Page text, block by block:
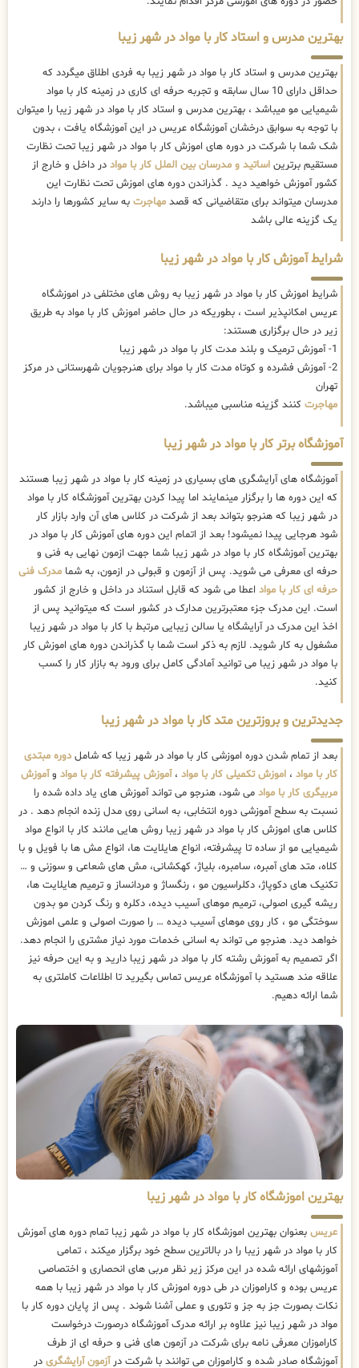
بهترین مدرس و استاد کار با مواد در شهر زیبا
بهترین مدرس و استاد کار با مواد در شهر زیبا به فردی اطلاق میگردد که
حداقل دارای 10 سال سابقه و تجربه حرفه ای کاری در زمینه کار با مواد
شیمیایی مو میباشد ، بهترین مدرس و استاد کار با مواد در شهر زیبا را میتوان
با توجه به سوابق درخشان آموزشگاه عریس در این آموزشگاه یافت ، بدون
شک شما با شرکت در دوره های اموزش کار با مواد در شهر زیبا تحت نظارت
مستقیم برترین اساتید و مدرسان بین الملل کار با مواد در داخل و خارج از
کشور آموزش خواهید دید . گذراندن دوره های اموزش تحت نظارت این
مدرسان میتواند برای متقاضیانی که قصد مهاجرت به سایر کشورها را دارند
یک گزینه عالی باشد
شرایط آموزش کار با مواد در شهر زیبا
شرایط اموزش کار با مواد در شهر زیبا به روش های مختلفی در اموزشگاه
عریس امکانپذیر است ، بطوریکه در حال حاضر اموزش کار با مواد به طریق
زیر در حال برگزاری هستند:
1- آموزش ترمیک و بلند مدت کار با مواد در شهر زیبا
2- آموزش فشرده و کوتاه مدت کار با مواد برای هنرجویان شهرستانی در مرکز
تهران
مهاجرت کنند گزینه مناسبی میباشد.
آموزشگاه برتر کار با مواد در شهر زیبا
آموزشگاه های آرایشگری های بسیاری در زمینه کار با مواد در شهر زیبا هستند
که این دوره ها را برگزار مینمایند اما پیدا کردن بهترین آموزشگاه کار با مواد
در شهر زیبا که هنرجو بتواند بعد از شرکت در کلاس های آن وارد بازار کار
شود هرجایی پیدا نمیشود! بعد از اتمام این دوره های آموزش کار با مواد در
بهترین آموزشگاه کار با مواد در شهر زیبا شما جهت ازمون نهایی به فنی و
حرفه ای معرفی می شوید. پس از آزمون و قبولی در ازمون، به شما مدرک فنی
حرفه ای کار با مواد اعطا می شود که قابل استناد در داخل و خارج از کشور
است. این مدرک جزء معتبرترین مدارک در کشور است که میتوانید پس از
اخذ این مدرک در آرایشگاه یا سالن زیبایی مرتبط با کار با مواد در شهر زیبا
مشغول به کار شوید. لازم به ذکر است شما با گذراندن دوره های اموزش کار
با مواد در شهر زیبا می توانید آمادگی کامل برای ورود به بازار کار را کسب
کنید.
جدیدترین و بروزترین متد کار با مواد در شهر زیبا
بعد از تمام شدن دوره اموزشی کار با مواد در شهر زیبا که شاملدوره مبتدی
کار با مواد ، اموزش تکمیلی کار با مواد ،آموزش پیشرفته کار با مواد وآموزش
مربیگری کار با مواد می شود، هنرجو می تواند آموزش های یاد داده شده را
نسبت به سطح آموزشی دوره انتخابی، به اسانی روی مدل زنده انجام دهد . در
کلاس های اموزش کار با مواد در شهر زیبا روش هایی مانند کار با انواع مواد
شیمیایی مو از ساده تا پیشرفته، انواع هایلایت ها، انواع مش ها با فویل و با
کلاه، متد های آمبره، سامبره، بلیاژ، کهکشانی، مش های شعاعی و سوزنی و …
تکنیک های دکوپاژ، دکلراسیون مو ، رنگساژ و مردانساز و ترمیم هایلایت ها،
ریشه گیری اصولی، ترمیم موهای آسیب دیده، دکلره و رنگ کردن مو بدون
سوختگی مو ، کار روی موهای آسیب دیده … را صورت اصولی و علمی اموزش
خواهد دید. هنرجو می تواند به اسانی خدمات مورد نیاز مشتری را انجام دهد.
اگر تصمیم به آموزش رشته کار با مواد در شهر زیبا دارید و به این حرفه نیز
علاقه مند هستید با آموزشگاه عریس تماس بگیرید تا اطلاعات کاملتری به
شما ارائه دهیم.
بهترین اموزشگاه کار با مواد در شهر زیبا
عریس بعنوان بهترین اموزشگاه کار با مواد در شهر زیبا تمام دوره های آموزش
کار با مواد در شهر زیبا را در بالاترین سطح خود برگزار میکند ، تمامی
آموزشهای ارائه شده در این مرکز زیر نظر مربی های انحصاری و اختصاصی
عریس بوده و کاراموزان در طی دوره اموزش کار با مواد در شهر زیبا با همه
نکات بصورت جز به جز و تئوری و عملی آشنا شوند . پس از پایان دوره کار با
مواد در شهر زیبا نیز علاوه بر ارائه مدرک آموزشگاه درصورت درخواست
کاراموزان معرفی نامه برای شرکت در آزمون های فنی و حرفه ای از طرف
آموزشگاه صادر شده و کاراموزان می توانند با شرکت درآزمون آرایشگری در